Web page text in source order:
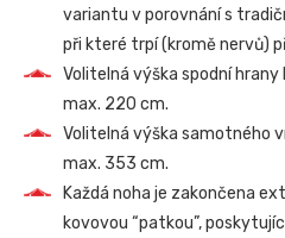
variantu v porovnání s
při které trpí (kromě nervů)
Volitelná výška spodní
max. 220 cm.
Volitelná výška samotného
max. 353 cm.
Každá noha je zakončena
kovovou “patkou”,